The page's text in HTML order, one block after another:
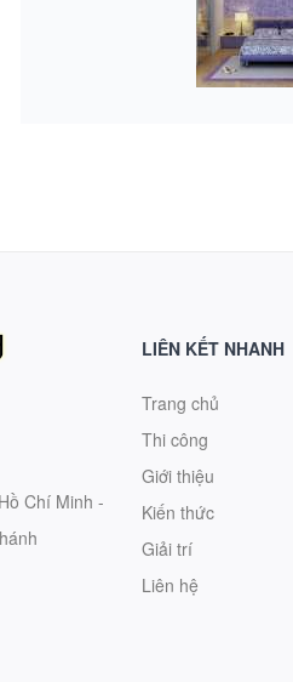
Chí Minh -
LIÊN KẾT NHANH
Trang chủ
Thi công
Giới thiệu
Kiến thức
Giải trí
Liên hệ